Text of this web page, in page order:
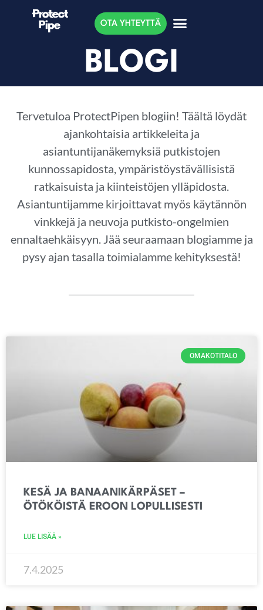
OTA YHTEYTTÄ
BLOGI
Tervetuloa ProtectPipen blogiin! Täältä löydät
ajankohtaisia artikkeleita ja
asiantuntijanäkemyksiä putkistojen
kunnossapidosta, ympäristöystävällisistä
ratkaisuista ja kiinteistöjen ylläpidosta.
Asiantuntijamme kirjoittavat myös käytännön
vinkkejä ja neuvoja putkisto-ongelmien
ennaltaehkäisyyn. Jää seuraamaan blogiamme ja
pysy ajan tasalla toimialamme kehityksestä!
OMAKOTITALO
KESÄ JA BANAANIKÄRPÄSET –
ÖTÖKÖISTÄ EROON LOPULLISESTI
LUE LISÄÄ »
7.4.2025